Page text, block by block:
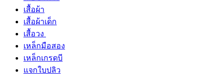
เสื้อผ้า
เสื้อผ้าเด็ก
เสื้อวง
เหล็กมือสอง
เหล็กเกรดบี
แจกใบปลิว